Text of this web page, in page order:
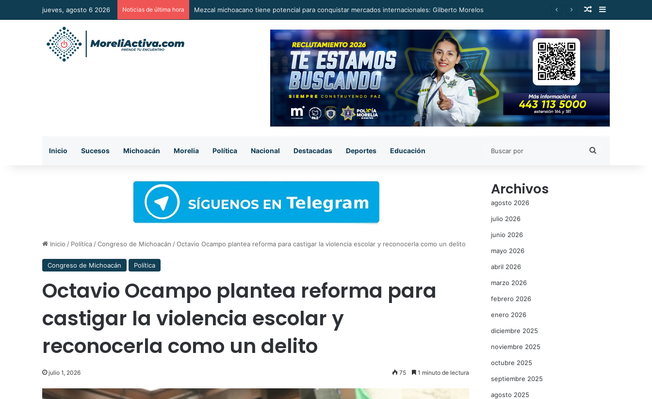
jueves, agosto 6 2026 Noticias de última hora Vuelca camioneta en la carretera Huetamo-Ziritzícuaro; conductor la abandona Publicación al
Barra lateral
Inicio Sucesos Michoacán Morelia Política Nacional Destacadas Deportes Educación
Inicio / Política /Congreso de Michoacán /Octavio Ocampo plantea reforma para castigar la violencia escolar y reconocerla como un delito
Congreso de Michoacán Política
Octavio Ocampo plantea reforma para
castigar la violencia escolar y
reconocerla como un delito
julio 1, 2026 75 1 minuto de lectura
Archivos
agosto 2026
julio 2026
junio 2026
mayo 2026
abril 2026
marzo 2026
febrero 2026
enero 2026
diciembre 2025
noviembre 2025
octubre 2025
septiembre 2025
agosto 2025